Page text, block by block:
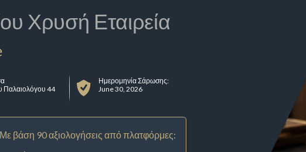
Χρυσή Εταιρεία
Παλαιολόγου 44
Ημερομηνία Σάρωσης:
June 30, 2026
Με βάση 90 αξιολογήσεις από πλατφόρμες: